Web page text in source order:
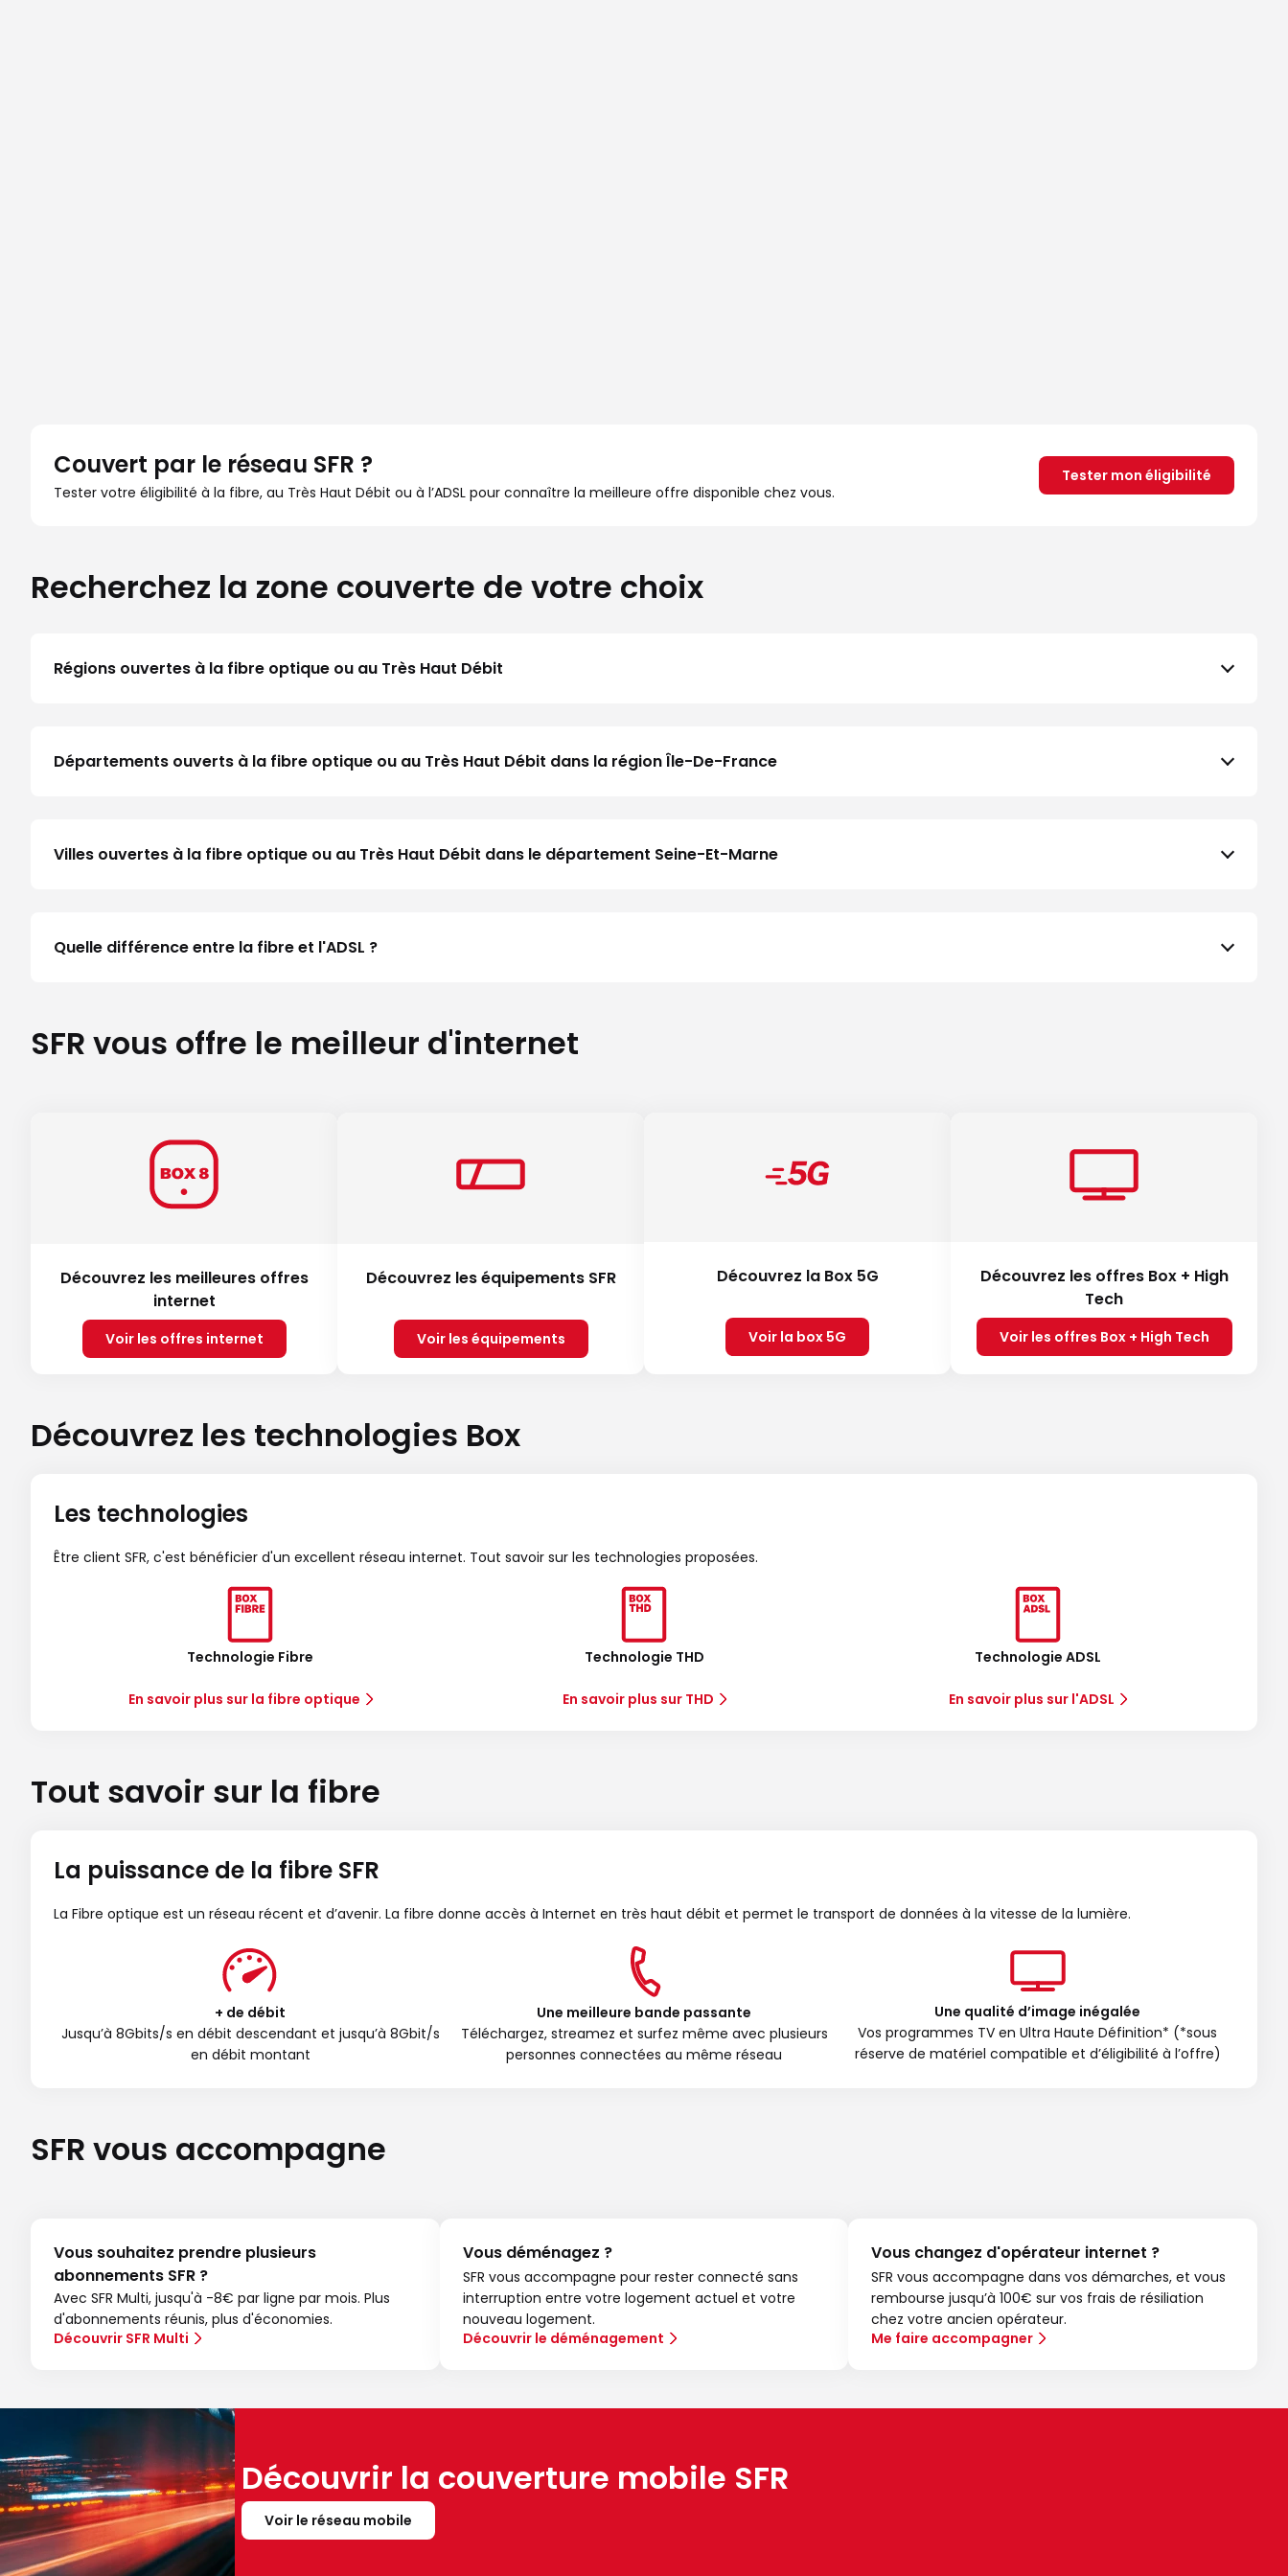
Couvert par le réseau SFR ?
Tester votre éligibilité à la fibre, au Très Haut Débit ou à l’ADSL pour connaître la meilleure offre disponible chez vous.
Tester mon éligibilité
Recherchez la zone couverte de votre choix
Régions ouvertes à la fibre optique ou au Très Haut Débit
Départements ouverts à la fibre optique ou au Très Haut Débit dans la région Île-De-France
Villes ouvertes à la fibre optique ou au Très Haut Débit dans le département Seine-Et-Marne
Quelle différence entre la fibre et l'ADSL ?
SFR vous offre le meilleur d'internet
Découvrez les meilleures offres
internet
Voir les offres internet
Découvrez les équipements SFR
Voir les équipements
Découvrez la Box 5G
Voir la box 5G
Découvrez les offres Box + High
Tech
Voir les offres Box + High Tech
Découvrez les technologies Box
Les technologies
Être client SFR, c'est bénéficier d'un excellent réseau internet. Tout savoir sur les technologies proposées.
Technologie Fibre
En savoir plus sur la fibre optique
Technologie THD
En savoir plus sur THD
Technologie ADSL
En savoir plus sur l'ADSL
Tout savoir sur la fibre
La puissance de la fibre SFR
La Fibre optique est un réseau récent et d’avenir. La fibre donne accès à Internet en très haut débit et permet le transport de données à la vitesse de la lumière.
+ de débit
Jusqu’à 8Gbits/s en débit descendant et jusqu’à 8Gbit/s
en débit montant
Une meilleure bande passante
Téléchargez, streamez et surfez même avec plusieurs
personnes connectées au même réseau
Une qualité d’image inégalée
Vos programmes TV en Ultra Haute Définition* (*sous
réserve de matériel compatible et d’éligibilité à l’offre)
SFR vous accompagne
Vous souhaitez prendre plusieurs
abonnements SFR ?
Avec SFR Multi, jusqu'à -8€ par ligne par mois. Plus
d'abonnements réunis, plus d'économies.
Découvrir SFR Multi
Vous déménagez ?
SFR vous accompagne pour rester connecté sans
interruption entre votre logement actuel et votre
nouveau logement.
Découvrir le déménagement
Vous changez d'opérateur internet ?
SFR vous accompagne dans vos démarches, et vous
rembourse jusqu’à 100€ sur vos frais de résiliation
chez votre ancien opérateur.
Me faire accompagner
Découvrir la couverture mobile SFR
Voir le réseau mobile